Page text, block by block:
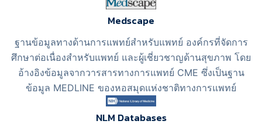
Medscape
ฐานข้อมูลทางด้านการแพทย์สำหรับแพทย์ องค์กรที่จัดการ
ศึกษาต่อเนื่องสำหรับแพทย์ และผู้เชี่ยวชาญด้านสุขภาพ โดย
อ้างอิงข้อมูลจากวารสารทางการแพทย์ CME ซึ่งเป็นฐาน
ข้อมูล MEDLINE ของหอสมุดแห่งชาติทางการแพทย์
NLM Databases